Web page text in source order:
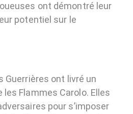
ont démontré leur
potentiel sur le
Guerrières ont livré un
Flammes Carolo. Elles
pour s’imposer